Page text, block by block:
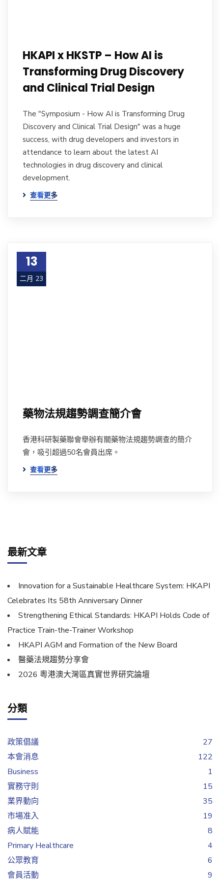
HKAPI x HKSTP – How AI is
Transforming Drug Discovery
and Clinical Trial Design
The "Symposium - How AI is Transforming Drug
Discovery and Clinical Trial Design" was a huge
success, with drug developers and investors in
attendance to learn about the latest AI
technologies in drug discovery and clinical
development.
查看更多
13
二月 23
藥物法規趨勢調查簡介會
香港科研製藥聯會舉辦有關藥物法規趨勢調查的簡介
會，吸引超過50名會員出席。
查看更多
最新文章
Innovation for a Sustainable Healthcare System: HKAPI
Celebrates Its 58th Anniversary Dinner
Strengthening Ethical Standards: HKAPI Holds Code of
Practice Train-the-Trainer Workshop
HKAPI AGM and Formation of the New Board
醫藥法規趨勢分享會
2026 粵港澳大灣區真實世界研究論壇
分類
政策倡議
27
本會消息
122
Business
1
實務守則
15
業界動向
35
市場准入
19
病人賦能
8
Primary Healthcare
4
公眾教育
6
會員活動
9